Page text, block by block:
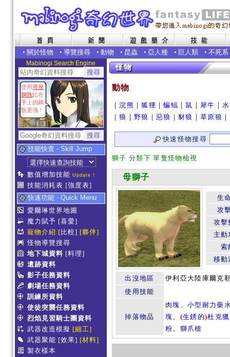
• 關於怪物 • 導覽搜尋 • 動物 • 昆蟲 • 亞人種 • 巨人類 • 不死系
Mabinogi Search Engine
使用塔座
鋼瓶比在
手上的鋼
瓶更強！
技能快查 - Skill Jump
數值增加技能 Update !
技能消耗表 [強度表]
快速功能 - Quick Menu
愛爾琳世界地圖
魔力賦予 [喜愛]
寵物介紹 [比較] [夥伴]
怪物導覽搜尋
地下城資料 [料理]
遺跡資料
影子任務資料
劇場任務資料
訓練所資料
使徒突襲任務資料
烈焰見習騎士團資料
武器改造模擬 [細工]
武器聚能 [效果] [材料]
製衣樣本
動物
｜浣熊 ｜狐狸 ｜蝙蝠 ｜ 鼠 ｜ 犀牛 ｜
｜狼 ｜野狼 ｜惡狼 ｜豺狼 ｜草原狼 ｜
快速怪物搜尋
獅子 分類下 單隻怪物檢視
母獅子
生
攻
攻擊
主動
索
移動
出沒地區
伊利亞大陸庫爾克
使用技能
掉落物品
肉塊 、小型耐力藥
塊、 (生銹的)杜克
粉、 獅爪槍